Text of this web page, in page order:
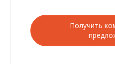
Получить